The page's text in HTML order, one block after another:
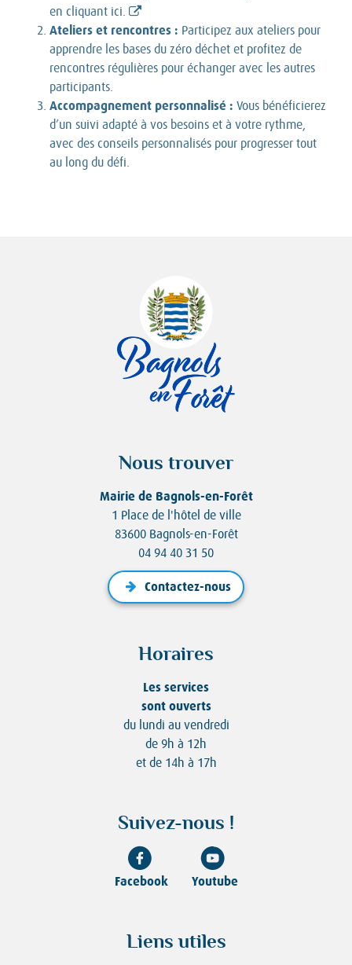
en cliquant ici.
Ateliers et rencontres : Participez aux ateliers pour
apprendre les bases du zéro déchet et profitez de
rencontres régulières pour échanger avec les autres
participants.
Accompagnement personnalisé : Vous bénéficierez
d’un suivi adapté à vos besoins et à votre rythme,
avec des conseils personnalisés pour progresser tout
au long du défi.
Nous trouver
Mairie de Bagnols-en-Forêt
1 Place de l'hôtel de ville
83600 Bagnols-en-Forêt
04 94 40 31 50
Contactez-nous
Horaires
Les services
sont ouverts
du lundi au vendredi
de 9h à 12h
et de 14h à 17h
Suivez-nous !
Facebook Youtube
Liens utiles